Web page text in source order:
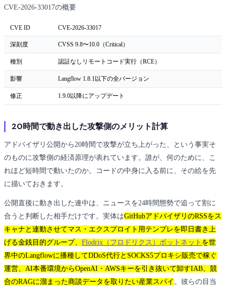
CVE-2026-33017の概要
CVE ID CVE-2026-33017
深刻度 CVSS 9.8〜10.0（Critical）
種別 認証なしリモートコード実行（RCE）
影響 Langflow 1.8.1以下の全バージョン
修正 1.9.0以降にアップデート
20時間で動き出した攻撃側のメリット計算
アドバイザリ公開から20時間で攻撃が立ち上がった、という事実そ
のものに攻撃側の経済原理が表れています。誰が、何のために、こ
れほど短時間で動いたのか。コードの中身に入る前に、その絵を先
に描いておきます。
公開直後に動き出した連中は、ニュースを24時間態勢で追って割に
合うと判断した相手だけです。実体はGitHubアドバイザリのRSSをス
キャナと連動させてマス・エクスプロイト用テンプレを即日書き上
げる金銭目的グループ、 Flodrix（フロドリクス）ボットネット を世
界中のLangflowに播種してDDoS代行とSOCKS5プロキシ販売で稼ぐ
運営、AI本番環境からOpenAI・AWSキーを引き抜いて卸すIAB、競
合のRAGに溜まった商談データを取りたい産業スパイ 。彼らの目当